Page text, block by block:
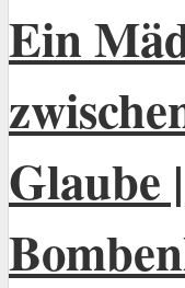
Ein
Glaube